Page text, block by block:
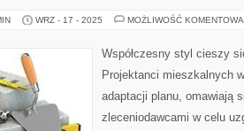
WRZ - 17 - 2025 MOŻLIWOŚĆ
Współczesny styl cieszy
Projektanci mieszkalnych
adaptacji planu, omawiają
zleceniodawcami w celu